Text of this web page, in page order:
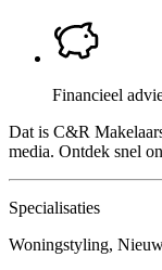
Financieel
Dat is C&R
media. Ontdek snel
Specialisaties
Woningstyling,